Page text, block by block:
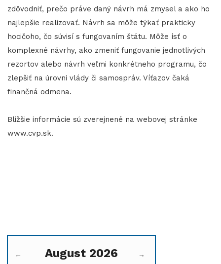
zdôvodniť, prečo práve daný návrh má zmysel a ako ho
najlepšie realizovať. Návrh sa môže týkať prakticky
hocičoho, čo súvisí s fungovaním štátu. Môže ísť o
komplexné návrhy, ako zmeniť fungovanie jednotlivých
rezortov alebo návrh veľmi konkrétneho programu, čo
zlepšiť na úrovni vlády či samospráv. Víťazov čaká
finančná odmena.
Bližšie informácie sú zverejnené na webovej stránke
www.cvp.sk.
← August 2026 →